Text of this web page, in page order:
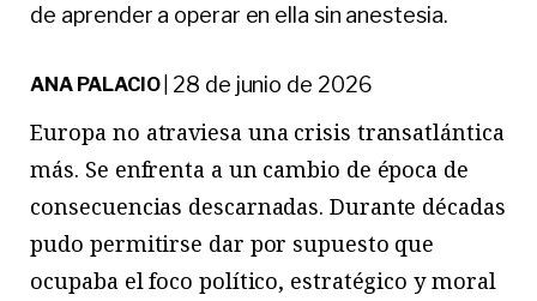
de aprender a operar en ella sin anestesia.
ANA PALACIO| 28 de junio de 2026
Europa no atraviesa una crisis transatlántica
más. Se enfrenta a un cambio de época de
consecuencias descarnadas. Durante décadas
pudo permitirse dar por supuesto que
ocupaba el foco político, estratégico y moral